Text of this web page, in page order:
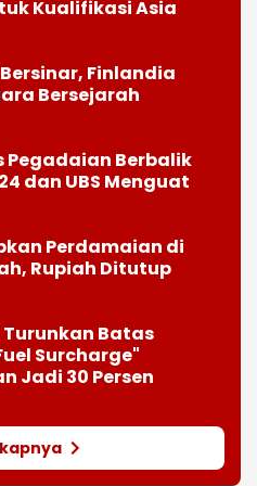
Kualifikasi Asia
Finlandia
Bersejarah
Pegadaian Berbalik
dan UBS Menguat
Perdamaian di
Rupiah Ditutup
Batas
Surcharge"
Jadi 30 Persen